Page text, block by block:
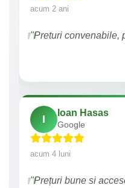
acum 2 ani
"Preturi convenabile,
I
Ioan Hasas
Google
acum 4 luni
"Prețuri bune si